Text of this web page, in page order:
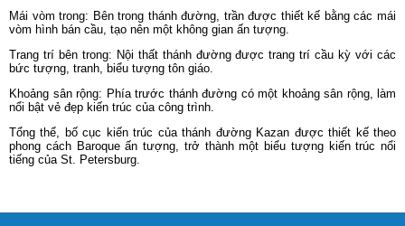
Mái vòm trong: Bên trong thánh đường, trần được thiết kế bằng các mái
vòm hình bán cầu, tạo nên một không gian ấn tượng.
Trang trí bên trong: Nội thất thánh đường được trang trí cầu kỳ với các
bức tượng, tranh, biểu tượng tôn giáo.
Khoảng sân rộng: Phía trước thánh đường có một khoảng sân rộng, làm
nổi bật vẻ đẹp kiến trúc của công trình.
Tổng thể, bố cục kiến trúc của thánh đường Kazan được thiết kế theo
phong cách Baroque ấn tượng, trở thành một biểu tượng kiến trúc nổi
tiếng của St. Petersburg.